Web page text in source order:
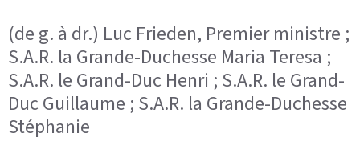
(de g. à dr.) Luc Frieden, Premier ministre ;
S.A.R. la Grande-Duchesse Maria Teresa ;
S.A.R. le Grand-Duc Henri ; S.A.R. le Grand-
Duc Guillaume ; S.A.R. la Grande-Duchesse
Stéphanie